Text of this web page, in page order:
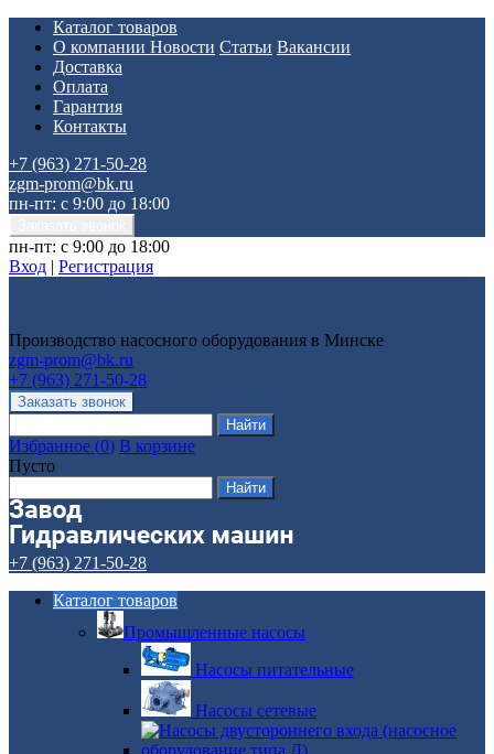
Каталог товаров
О компании Новости Статьи Вакансии
Доставка
Оплата
Гарантия
Контакты
+7 (963) 271-50-28
zgm-prom@bk.ru
пн-пт: с 9:00 до 18:00
пн-пт: с 9:00 до 18:00
Вход | Регистрация
Производство насосного оборудования в Минске
zgm-prom@bk.ru
+7 (963) 271-50-28
Избранное (0) В корзине
Пусто
+7 (963) 271-50-28
Каталог товаров
Промышленные насосы
Насосы питательные
Насосы сетевые